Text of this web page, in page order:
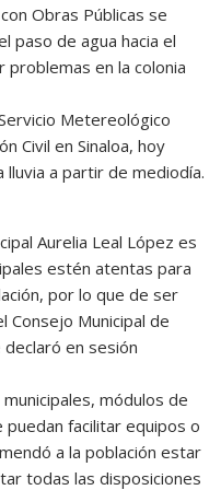
Obras Públicas se
paso de agua hacia el
problemas en la colonia
Metereológico
Civil en Sinaloa, hoy
a partir de mediodía.
Aurelia Leal López es
estén atentas para
por lo que de ser
Consejo Municipal de
en sesión
módulos de
facilitar equipos o
a la población estar
todas las disposiciones